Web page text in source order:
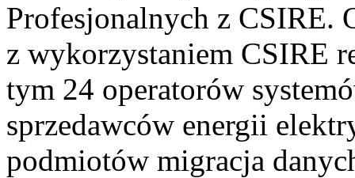
Profesjonalnych z CSIRE.
z wykorzystaniem CSIRE
tym 24 operatorów
sprzedawców energii
podmiotów migracja